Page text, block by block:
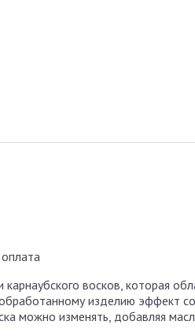
карнаубского восков, которая
изделию эффект
можно изменять, добавляя